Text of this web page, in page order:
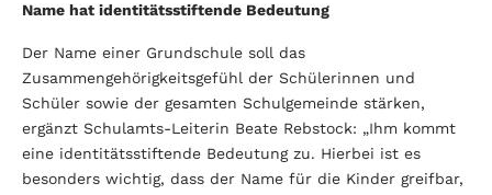
Name hat identitätsstiftende Bedeutung
Der Name einer Grundschule soll das
Zusammengehörigkeitsgefühl der Schülerinnen und
Schüler sowie der gesamten Schulgemeinde stärken,
ergänzt Schulamts-Leiterin Beate Rebstock: „Ihm kommt
eine identitätsstiftende Bedeutung zu. Hierbei ist es
besonders wichtig, dass der Name für die Kinder greifbar,